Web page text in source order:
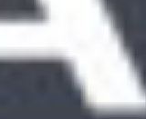
04/02/2023
Benjamins